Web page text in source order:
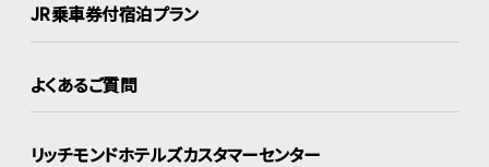
JR乗車券付宿泊プラン
よくあるご質問
リッチモンドホテルズカスタマーセンター